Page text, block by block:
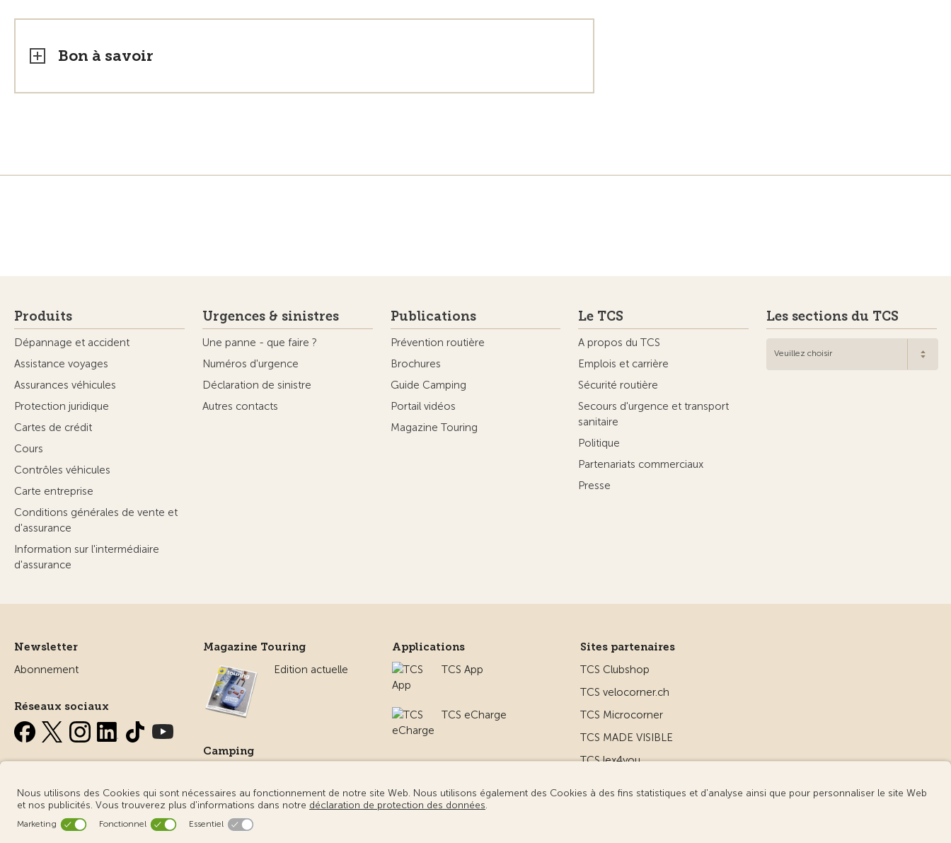
Bon à savoir
Produits
Dépannage et accident
Assistance voyages
Assurances véhicules
Protection juridique
Cartes de crédit
Cours
Contrôles véhicules
Carte entreprise
Conditions générales de vente et
d'assurance
Information sur l'intermédiaire
d'assurance
Urgences & sinistres
Une panne - que faire ?
Numéros d'urgence
Déclaration de sinistre
Autres contacts
Publications
Prévention routière
Brochures
Guide Camping
Portail vidéos
Magazine Touring
Le TCS
A propos du TCS
Emplois et carrière
Sécurité routière
Secours d'urgence et transport
sanitaire
Politique
Partenariats commerciaux
Presse
Les sections du TCS
Veuillez choisir
Newsletter
Abonnement
Réseaux sociaux
Magazine Touring
Edition actuelle
Camping
Applications
TCS App
TCS eCharge
Sites partenaires
TCS Clubshop
TCS velocorner.ch
TCS Microcorner
TCS MADE VISIBLE
TCS lex4you